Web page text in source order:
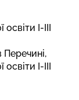
І-ІІІ
Перечині,
І-ІІІ